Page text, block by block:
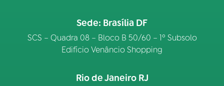
Sede: Brasília DF
SCS – Quadra 08 – Bloco B 50/60 – 1º Subsolo
Edifício Venâncio Shopping
Rio de Janeiro RJ